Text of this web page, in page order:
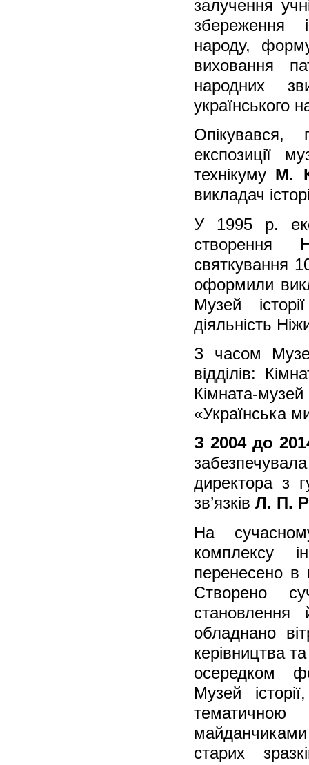
залучення
збереження
народу,
виховання
народних
українського
Опікувався,
експозиції
технікуму М.
викладач
У 1995 р.
створення
святкування
оформили
Музей
діяльність
З часом
відділів:
Кімната-
«Українська
З 2004 до
директора з
зв’язків Л. П.
На
комплексу
перенесено в
Створено
обладнано
керівництва
осередком
Музей
майданчиками
старих